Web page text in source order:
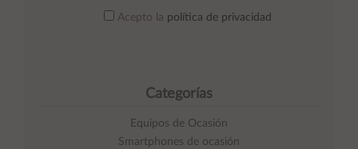
Acepto la política de privacidad
Categorías
Equipos de Ocasión
Smartphones de ocasión